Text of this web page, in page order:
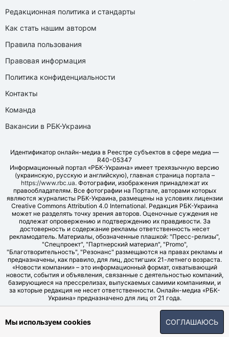
Редакционная политика и стандарты
Как стать нашим автором
Правила пользования
Правовая информация
Политика конфиденциальности
Контакты
Команда
Вакансии в РБК-Украина
Идентификатор онлайн-медиа в Реестре субъектов в сфере медиа —
R40-05347
Информационный портал «РБК-Украина» имеет трехязычную версию
(украинскую, русскую и английскую), главная страница портала –
https://www.rbc.ua. Фотографии, изображения принадлежат их
правообладателям. Все фотографии на Портале, авторами которых
являются журналисты РБК-Украина, размещены на условиях лицензии
Creative Commons Attribution 4.0 International. Редакция РБК-Украина
может не разделять точку зрения авторов. Оценочные суждения не
подлежат опровержению и подтверждению их правдивости. За
достоверность и содержание рекламы ответственность несет
рекламодатель. Материалы, обозначенные плашкой: "Пресс-релизы",
"Спецпроект", "Партнерский материал", "Promo",
"Благотворительность", "Резонанс" размещаются на правах рекламы и
предназначены, как правило, для лиц, достигших 21-летнего возраста.
«Новости компании» – это информационный формат, охватывающий
новости, события и объявления, связанные с деятельностью компаний,
базирующиеся на прессрелизах, выпускаемых самими компаниями, и
за которые редакция не несет ответственности. Онлайн-медиа «РБК-
Украина» предназначено для лиц от 21 года.
© LLC "UBT MEDIA", 2006-2026.
Мы используем cookies СОГЛАШАЮСЬ